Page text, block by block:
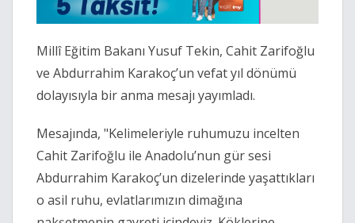
Millî Eğitim Bakanı Yusuf Tekin, Cahit Zarifoğlu
ve Abdurrahim Karakoç’un vefat yıl dönümü
dolayısıyla bir anma mesajı yayımladı.
Mesajında, "Kelimeleriyle ruhumuzu incelten
Cahit Zarifoğlu ile Anadolu’nun gür sesi
Abdurrahim Karakoç’un dizelerinde yaşattıkları
o asil ruhu, evlatlarımızın dimağına